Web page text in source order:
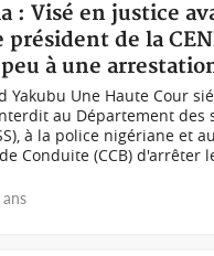
: Visé en justice
président de la
à une
Yakubu Une Haute Cour
au Département des
à la police nigériane et
Conduite (CCB) d'arrêter